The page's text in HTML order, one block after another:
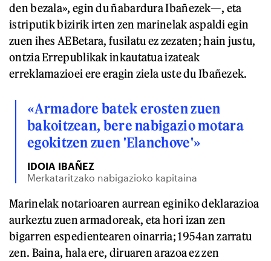
den bezala», egin du ñabardura Ibañezek—, eta
istriputik bizirik irten zen marinelak aspaldi egin
zuen ihes AEBetara, fusilatu ez zezaten; hain justu,
ontzia Errepublikak inkautatua izateak
erreklamazioei ere eragin ziela uste du Ibañezek.
«Armadore batek erosten zuen
bakoitzean, bere nabigazio motara
egokitzen zuen 'Elanchove'»
IDOIA IBAÑEZ
Merkataritzako nabigazioko kapitaina
Marinelak notarioaren aurrean eginiko deklarazioa
aurkeztu zuen armadoreak, eta hori izan zen
bigarren espedientearen oinarria; 1954an zarratu
zen. Baina, hala ere, diruaren arazoa ez zen